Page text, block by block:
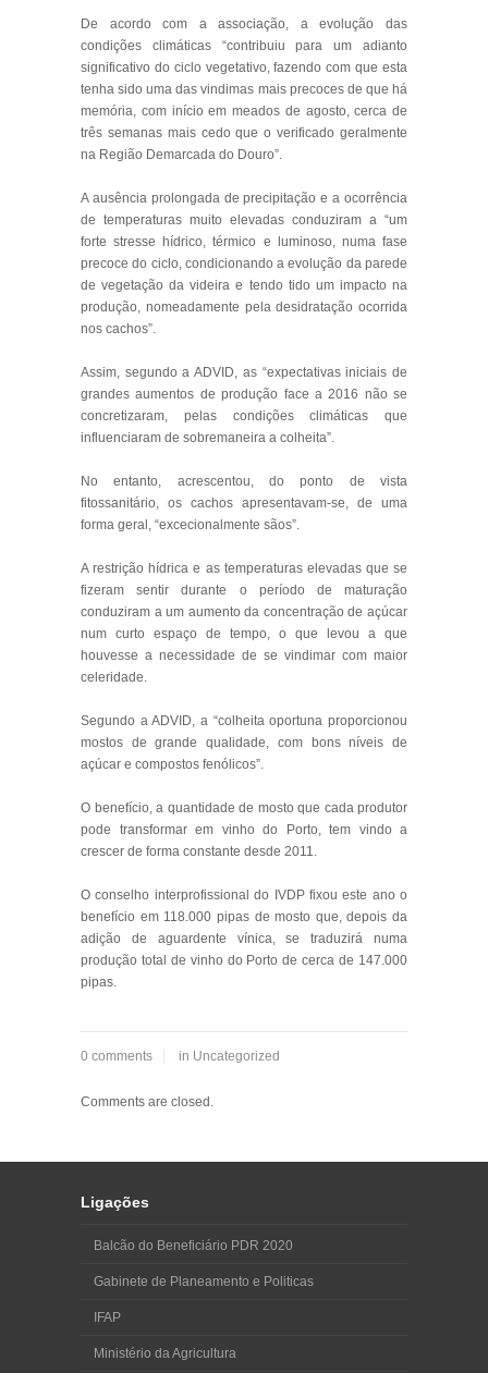
De acordo com a associação, a evolução das
condições climáticas “contribuiu para um adianto
significativo do ciclo vegetativo, fazendo com que esta
tenha sido uma das vindimas mais precoces de que há
memória, com início em meados de agosto, cerca de
três semanas mais cedo que o verificado geralmente
na Região Demarcada do Douro”.
A ausência prolongada de precipitação e a ocorrência
de temperaturas muito elevadas conduziram a “um
forte stresse hídrico, térmico e luminoso, numa fase
precoce do ciclo, condicionando a evolução da parede
de vegetação da videira e tendo tido um impacto na
produção, nomeadamente pela desidratação ocorrida
nos cachos”.
Assim, segundo a ADVID, as “expectativas iniciais de
grandes aumentos de produção face a 2016 não se
concretizaram, pelas condições climáticas que
influenciaram de sobremaneira a colheita”.
No entanto, acrescentou, do ponto de vista
fitossanitário, os cachos apresentavam-se, de uma
forma geral, “excecionalmente sãos”.
A restrição hídrica e as temperaturas elevadas que se
fizeram sentir durante o período de maturação
conduziram a um aumento da concentração de açúcar
num curto espaço de tempo, o que levou a que
houvesse a necessidade de se vindimar com maior
celeridade.
Segundo a ADVID, a “colheita oportuna proporcionou
mostos de grande qualidade, com bons níveis de
açúcar e compostos fenólicos”.
O benefício, a quantidade de mosto que cada produtor
pode transformar em vinho do Porto, tem vindo a
crescer de forma constante desde 2011.
O conselho interprofissional do IVDP fixou este ano o
benefício em 118.000 pipas de mosto que, depois da
adição de aguardente vínica, se traduzirá numa
produção total de vinho do Porto de cerca de 147.000
pipas.
0 comments in Uncategorized
Comments are closed.
Ligações
Balcão do Beneficiário PDR 2020
Gabinete de Planeamento e Politicas
IFAP
Ministério da Agricultura